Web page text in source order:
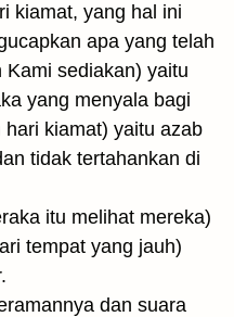
kiamat, yang hal ini
apa yang telah
sediakan) yaitu
yang menyala bagi
kiamat) yaitu azab
tidak tertahankan di
itu melihat mereka)
tempat yang jauh)
dan suara